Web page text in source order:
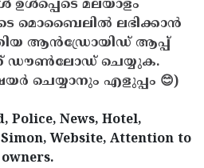
മലയാളം
മൊബൈലിൽ ലഭിക്കാൻ
ആൻഡ്രോയിഡ് ആപ്പ്
ഡൗൺലോഡ് ചെയ്യുക.
ചെയ്യാനും എളുപ്പം 😊)
Police, News, Hotel,
Website, Attention to